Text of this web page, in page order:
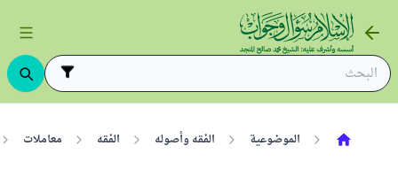
الموضوعية الفقه وأصوله الفقه معاملات